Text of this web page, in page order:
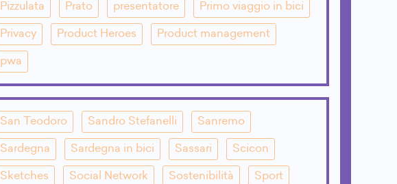
Pizzulata Prato presentatore Primo viaggio in bici
Privacy Product Heroes Product management
pwa
San Teodoro Sandro Stefanelli Sanremo
Sardegna Sardegna in bici Sassari Scicon
Sketches Social Network Sostenibilità Sport